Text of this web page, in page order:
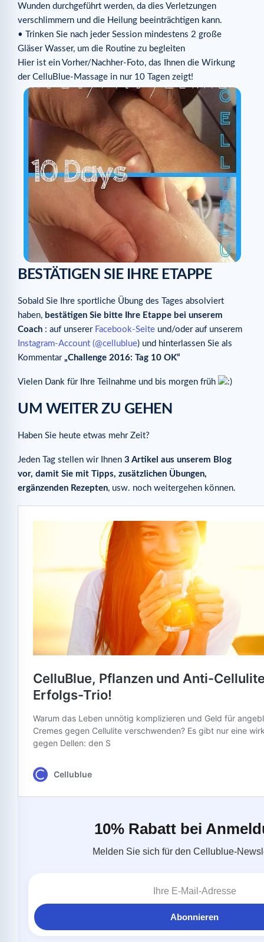
Wunden durchgeführt werden, da dies Verletzungen
verschlimmern und die Heilung beeinträchtigen kann.
• Trinken Sie nach jeder Session mindestens 2 große
Gläser Wasser, um die Routine zu begleiten
Hier ist ein Vorher/Nachher-Foto, das Ihnen die Wirkung
der CelluBlue-Massage in nur 10 Tagen zeigt!
BESTÄTIGEN SIE IHRE ETAPPE
Sobald Sie Ihre sportliche Übung des Tages absolviert
haben, bestätigen Sie bitte Ihre Etappe bei unserem
Coach : auf unserer Facebook-Seite und/oder auf unserem
Instagram-Account (@cellublue) und hinterlassen Sie als
Kommentar „Challenge 2016: Tag 10 OK“
Vielen Dank für Ihre Teilnahme und bis morgen früh
UM WEITER ZU GEHEN
Haben Sie heute etwas mehr Zeit?
Jeden Tag stellen wir Ihnen 3 Artikel aus unserem Blog
vor, damit Sie mit Tipps, zusätzlichen Übungen,
ergänzenden Rezepten, usw. noch weitergehen können.